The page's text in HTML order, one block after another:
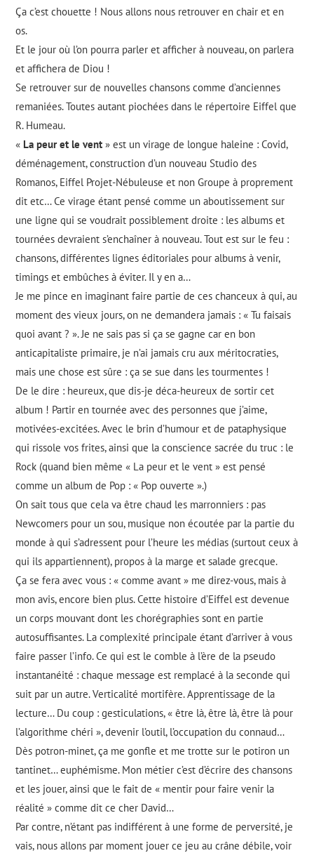
Ça c’est chouette ! Nous allons nous retrouver en chair et en
os.
Et le jour où l’on pourra parler et afficher à nouveau, on parlera
et affichera de Diou !
Se retrouver sur de nouvelles chansons comme d’anciennes
remaniées. Toutes autant piochées dans le répertoire Eiffel que
R. Humeau.
« La peur et le vent » est un virage de longue haleine : Covid,
déménagement, construction d’un nouveau Studio des
Romanos, Eiffel Projet-Nébuleuse et non Groupe à proprement
dit etc… Ce virage étant pensé comme un aboutissement sur
une ligne qui se voudrait possiblement droite : les albums et
tournées devraient s’enchaîner à nouveau. Tout est sur le feu :
chansons, différentes lignes éditoriales pour albums à venir,
timings et embûches à éviter. Il y en a…
Je me pince en imaginant faire partie de ces chanceux à qui, au
moment des vieux jours, on ne demandera jamais : « Tu faisais
quoi avant ? ». Je ne sais pas si ça se gagne car en bon
anticapitaliste primaire, je n’ai jamais cru aux méritocraties,
mais une chose est sûre : ça se sue dans les tourmentes !
De le dire : heureux, que dis-je déca-heureux de sortir cet
album ! Partir en tournée avec des personnes que j’aime,
motivées-excitées. Avec le brin d’humour et de pataphysique
qui rissole vos frites, ainsi que la conscience sacrée du truc : le
Rock (quand bien même « La peur et le vent » est pensé
comme un album de Pop : « Pop ouverte ».)
On sait tous que cela va être chaud les marronniers : pas
Newcomers pour un sou, musique non écoutée par la partie du
monde à qui s’adressent pour l’heure les médias (surtout ceux à
qui ils appartiennent), propos à la marge et salade grecque.
Ça se fera avec vous : « comme avant » me direz-vous, mais à
mon avis, encore bien plus. Cette histoire d’Eiffel est devenue
un corps mouvant dont les chorégraphies sont en partie
autosuffisantes. La complexité principale étant d’arriver à vous
faire passer l’info. Ce qui est le comble à l’ère de la pseudo
instantanéité : chaque message est remplacé à la seconde qui
suit par un autre. Verticalité mortifère. Apprentissage de la
lecture… Du coup : gesticulations, « être là, être là, être là pour
l’algorithme chéri », devenir l’outil, l’occupation du connaud…
Dès potron-minet, ça me gonfle et me trotte sur le potiron un
tantinet… euphémisme. Mon métier c’est d’écrire des chansons
et les jouer, ainsi que le fait de « mentir pour faire venir la
réalité » comme dit ce cher David…
Par contre, n’étant pas indifférent à une forme de perversité, je
vais, nous allons par moment jouer ce jeu au crâne débile, voir